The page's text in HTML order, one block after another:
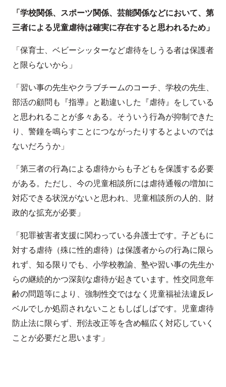
「学校関係、スポーツ関係、芸能関係などにおいて、第
三者による児童虐待は確実に存在すると思われるため」
「保育士、ベビーシッターなど虐待をしうる者は保護者
と限らないから」
「習い事の先生やクラブチームのコーチ、学校の先生、
部活の顧問も『指導』と勘違いした『虐待』をしている
と思われることが多々ある。そういう行為が抑制できた
り、警鐘を鳴らすことにつながったりするとよいのでは
ないだろうか」
「第三者の行為による虐待からも子どもを保護する必要
がある。ただし、今の児童相談所には虐待通報の増加に
対応できる状況がないと思われ、児童相談所の人的、財
政的な拡充が必要」
「犯罪被害者支援に関わっている弁護士です。子どもに
対する虐待（殊に性的虐待）は保護者からの行為に限ら
れず、知る限りでも、小学校教諭、塾や習い事の先生か
らの継続的かつ深刻な虐待が起きています。性交同意年
齢の問題等により、強制性交ではなく児童福祉法違反レ
ベルでしか処罰されないこともしばしばです。児童虐待
防止法に限らず、刑法改正等を含め幅広く対応していく
ことが必要だと思います」